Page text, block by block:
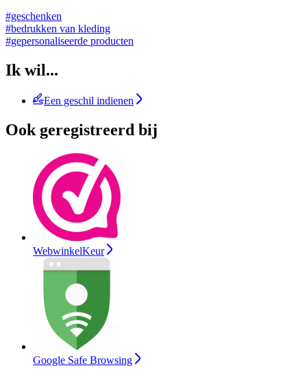
#geschenken
#bedrukken van kleding
#gepersonaliseerde producten
Ik wil...
Een geschil indienen
Ook geregistreerd bij
WebwinkelKeur
Google Safe Browsing